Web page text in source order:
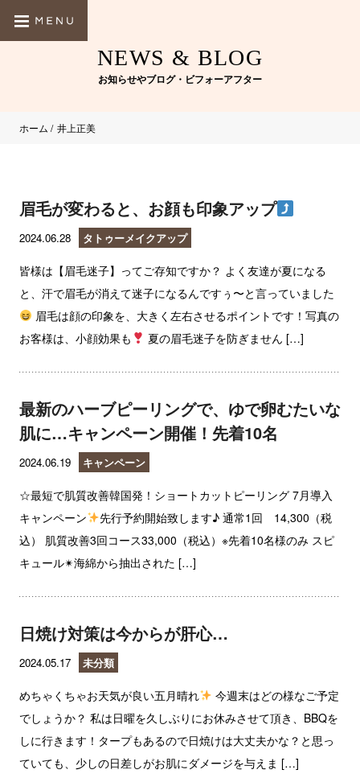
NEWS & BLOG
お知らせやブログ・ビフォーアフター
ホーム / 井上正美
眉毛が変わると、お顔も印象アップ
2024.06.28 タトゥーメイクアップ
皆様は【眉毛迷子】ってご存知ですか？ よく友達が夏になる
と、汗で眉毛が消えて迷子になるんですぅ〜と言っていました
眉毛は顔の印象を、大きく左右させるポイントです！写真の
お客様は、小顔効果も
夏の眉毛迷子を防ぎません […]
最新のハーブピーリングで、ゆで卵むたいな
肌に…キャンペーン開催！先着10名
2024.06.19 キャンペーン
☆最短で肌質改善韓国発！ショートカットピーリング 7月導入
キャンペーン
先行予約開始致します♪ 通常1回 14,300（税
込） 肌質改善3回コース33,000（税込）※先着10名様のみ スピ
キュール✴︎海綿から抽出された […]
日焼け対策は今からが肝心…
2024.05.17 未分類
めちゃくちゃお天気が良い五月晴れ
今週末はどの様なご予定
でしょうか？ 私は日曜を久しぶりにお休みさせて頂き、BBQを
しに行きます！タープもあるので日焼けは大丈夫かな？と思っ
ていても、少しの日差しがお肌にダメージを与えま […]